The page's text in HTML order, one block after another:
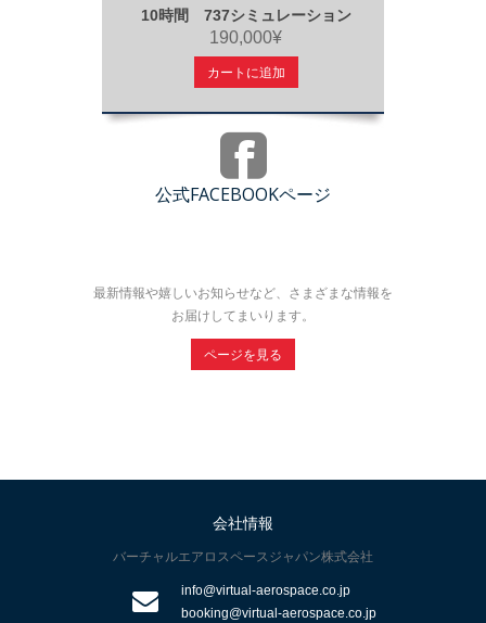
10時間 737シミュレーション
190,000¥
カートに追加
公式FACEBOOKページ
最新情報や嬉しいお知らせなど、さまざまな情報を
お届けしてまいります。
ページを見る
会社情報
バーチャルエアロスペースジャパン株式会社
info@virtual-aerospace.co.jp
booking@virtual-aerospace.co.jp